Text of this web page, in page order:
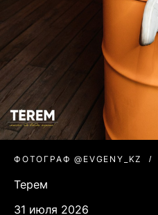
ФОТОГРАФ @EVGENY_KZ
Терем
31 июля 2026